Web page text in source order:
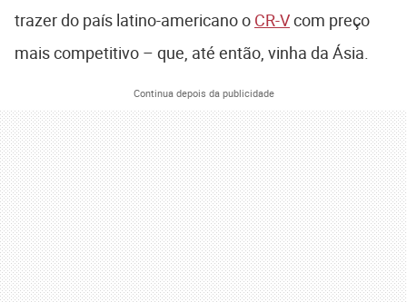
trazer do país latino-americano o CR-Vcom preço
mais competitivo – que, até então, vinha da Ásia.
Continua depois da publicidade